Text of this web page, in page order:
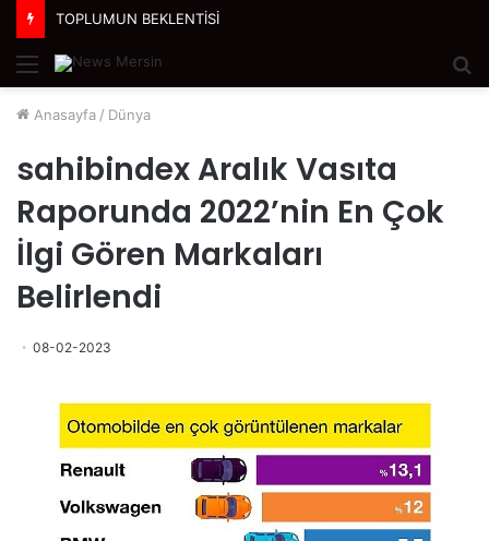
TOPLUMUN BEKLENTİSİ
Menü
Anasayfa / Dünya
sahibindex Aralık Vasıta
Raporunda 2022’nin En Çok
İlgi Gören Markaları
Belirlendi
08-02-2023